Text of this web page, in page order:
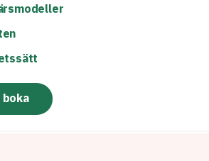
boka